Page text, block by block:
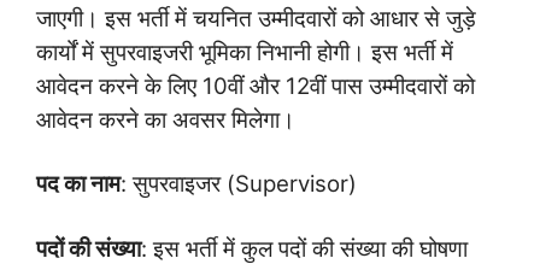
जाएगी। इस भर्ती में चयनित उम्मीदवारों को आधार से जुड़े
कार्यों में सुपरवाइजरी भूमिका निभानी होगी। इस भर्ती में
आवेदन करने के लिए 10वीं और 12वीं पास उम्मीदवारों को
आवेदन करने का अवसर मिलेगा।
पद का नाम: सुपरवाइजर (Supervisor)
पदों की संख्या: इस भर्ती में कुल पदों की संख्या की घोषणा